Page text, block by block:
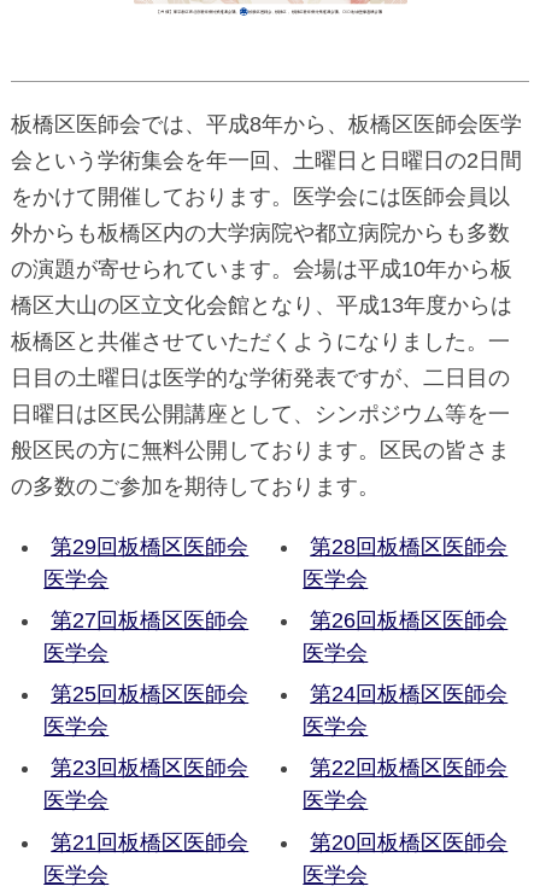
板橋区医師会では、平成8年から、板橋区医師会医学
会という学術集会を年一回、土曜日と日曜日の2日間
をかけて開催しております。医学会には医師会員以
外からも板橋区内の大学病院や都立病院からも多数
の演題が寄せられています。会場は平成10年から板
橋区大山の区立文化会館となり、平成13年度からは
板橋区と共催させていただくようになりました。一
日目の土曜日は医学的な学術発表ですが、二日目の
日曜日は区民公開講座として、シンポジウム等を一
般区民の方に無料公開しております。区民の皆さま
の多数のご参加を期待しております。
第29回板橋区医師会
医学会
第28回板橋区医師会
医学会
第27回板橋区医師会
医学会
第26回板橋区医師会
医学会
第25回板橋区医師会
医学会
第24回板橋区医師会
医学会
第23回板橋区医師会
医学会
第22回板橋区医師会
医学会
第21回板橋区医師会
医学会
第20回板橋区医師会
医学会